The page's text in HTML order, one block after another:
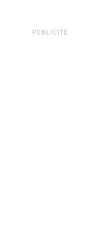
PUBLICITÉ